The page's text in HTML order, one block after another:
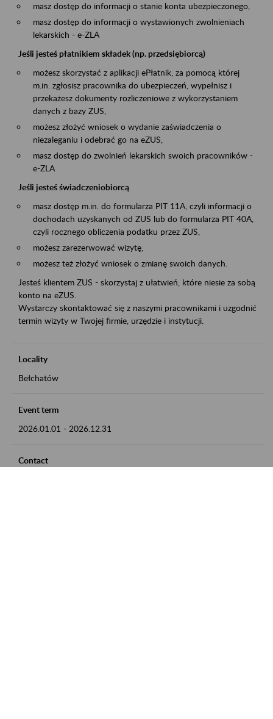
masz dostęp do informacji o stanie konta ubezpieczonego,
masz dostęp do informacji o wystawionych zwolnieniach
lekarskich - e-ZLA
Jeśli jesteś płatnikiem składek (np. przedsiębiorcą)
możesz skorzystać z aplikacji ePłatnik, za pomocą której
m.in. zgłosisz pracownika do ubezpieczeń, wypełnisz i
przekażesz dokumenty rozliczeniowe z wykorzystaniem
danych z bazy ZUS,
możesz złożyć wniosek o wydanie zaświadczenia o
niezaleganiu i odebrać go na eZUS,
masz dostęp do zwolnień lekarskich swoich pracowników -
e-ZLA
Jeśli jesteś świadczeniobiorcą
masz dostęp m.in. do formularza PIT 11A, czyli informacji o
dochodach uzyskanych od ZUS lub do formularza PIT 40A,
czyli rocznego obliczenia podatku przez ZUS,
możesz zarezerwować wizytę,
możesz też złożyć wniosek o zmianę swoich danych.
Jesteś klientem ZUS - skorzystaj z ułatwień, które niesie za sobą
konto na eZUS.
Wystarczy skontaktować się z naszymi pracownikami i uzgodnić
termin wizyty w Twojej firmie, urzędzie i instytucji.
Locality
Bełchatów
Event term
2026.01.01 - 2026.12.31
Contact